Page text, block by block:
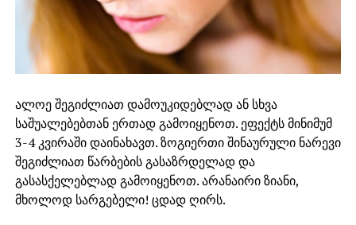
ალოე შეგიძლიათ დამოუკიდებლად ან სხვა
საშუალებებთან ერთად გამოიყენოთ. ეფექტს მინიმუმ
3-4 კვირაში დაინახავთ. ზოგიერთი შინაურული ნარევი
შეგიძლიათ წარბების გასაზრდელად და
გასასქელებლად გამოიყენოთ. არანაირი ზიანი,
მხოლოდ სარგებელი! ცდად ღირს.